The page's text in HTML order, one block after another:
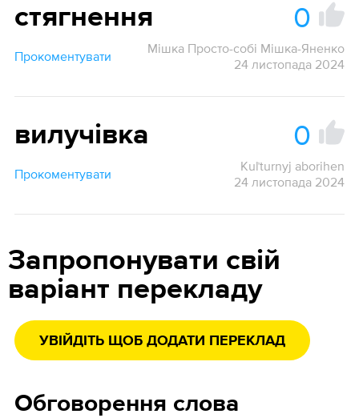
стягнення 0
Прокоментувати
Мішка Просто-собі Мішка-Яненко
24 листопада 2024
вилучівка 0
Прокоментувати
Kuľturnyj aborihen
24 листопада 2024
Запропонувати свій
варіант перекладу
УВІЙДІТЬ ЩОБ ДОДАТИ ПЕРЕКЛАД
Обговорення слова